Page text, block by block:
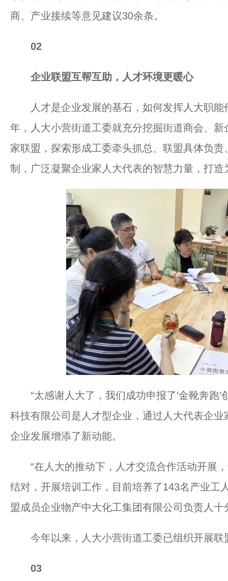
商、产业接续等意见建议30余条。
02
企业联盟互帮互助，人才环境更暖心
人才是企业发展的基石，如何发挥人大职能
年，人大小营街道工委就充分挖掘街道商会、新
家联盟，探索形成工委牵头抓总、联盟具体负责
制，广泛凝聚企业家人大代表的智慧力量，打造
“太感谢人大了，我们成功申报了‘金靴奔跑’
科技有限公司是人才型企业，通过人大代表企
企业发展增添了新动能。
“在人大的推动下，人才交流合作活动开展，
结对，开展培训工作，目前培养了143名产业工
盟成员企业物产中大化工集团有限公司负责人十
今年以来，人大小营街道工委已组织开展联
03